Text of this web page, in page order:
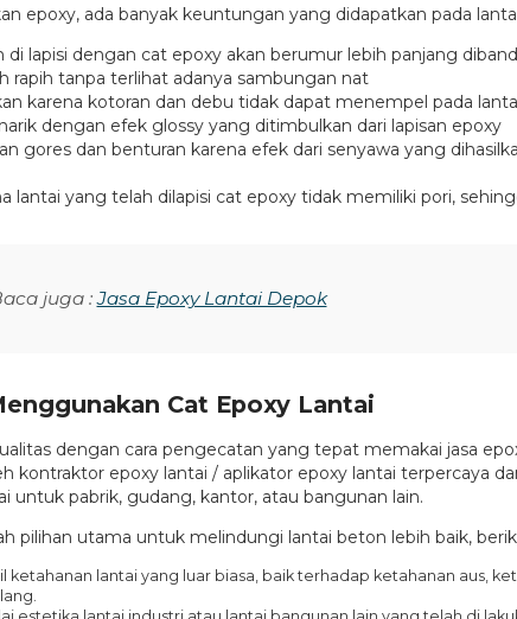
epoxy, ada banyak keuntungan yang didapatkan pada
di lapisi dengan cat epoxy akan berumur lebih panjang
rapih tanpa terlihat adanya sambungan nat
karena kotoran dan debu tidak dapat menempel pada
dengan efek glossy yang ditimbulkan dari lapisan epoxy
gores dan benturan karena efek dari senyawa yang
lantai yang telah dilapisi cat epoxy tidak memiliki pori,
juga :Jasa Epoxy Lantai Depok
Cat Epoxy Lantai
dengan cara pengecatan yang tepat memakai jasa
kontraktor epoxy lantai / aplikator epoxy lantai terpercaya
untuk pabrik, gudang, kantor, atau bangunan lain.
pilihan utama untuk melindungi lantai beton lebih baik,
ketahanan lantai yang luar biasa, baik terhadap ketahanan aus,